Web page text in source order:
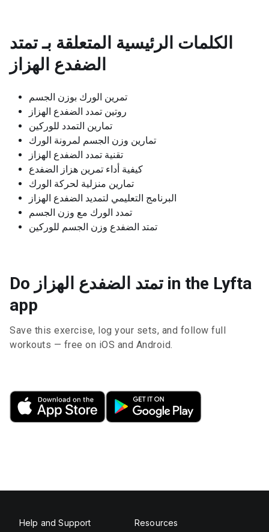
الكلمات الرئيسية المتعلقة بـ تمتد
الضفدع الهزاز
تمرين الورك بوزن الجسم
روتين تمدد الضفدع الهزاز
تمارين التمدد للوركين
تمارين وزن الجسم لمرونة الورك
تقنية تمدد الضفدع الهزاز
كيفية أداء تمرين هزاز الضفدع
تمارين منزلية لحركة الورك
البرنامج التعليمي لتمديد الضفدع الهزاز
تمدد الورك مع وزن الجسم
تمتد الضفدع وزن الجسم للوركين
Do تمتد الضفدع الهزاز in the Lyfta
app
Save this exercise, log your sets, and follow full
workouts — free on iOS and Android.
Help and Support Resources